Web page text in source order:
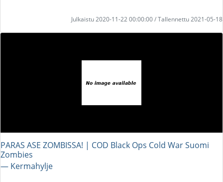
Julkaistu 2020-11-22 00:00:00 / Tallennettu 2021-05-18
PARAS ASE ZOMBISSA! | COD Black Ops Cold War Suomi
Zombies
― Kermahylje